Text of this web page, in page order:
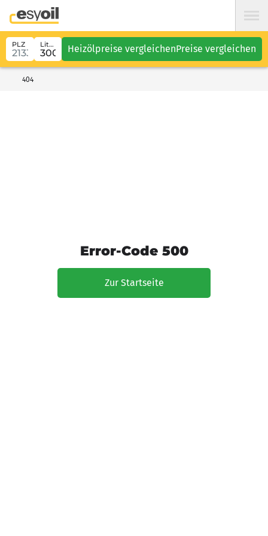
PLZ Liter Heizölpreise vergleichenPreise vergleichen
404
Error-Code 500
Zur Startseite